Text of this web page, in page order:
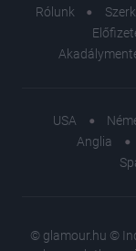
Rólunk
USA
Anglia
© glamour.hu ©